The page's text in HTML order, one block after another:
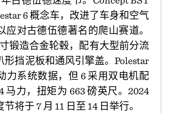
6 概念车，改进了车身和空气
应对古德伍德著名的爬山赛道。
锻造合金轮毂，配有大型前分流
形挡泥板和通风引擎盖。Polestar
力系统数据，但 6 采用双电机配
马力，扭矩为 663 磅英尺。2024
将于 7 月 11 日至 14 日举行。